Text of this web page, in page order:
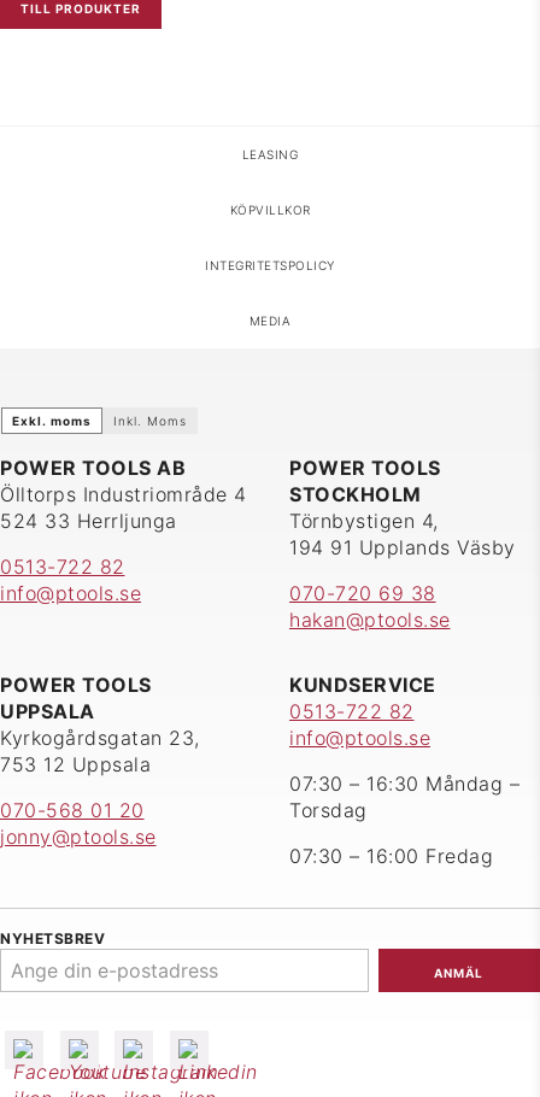
TILL PRODUKTER
LEASING
KÖPVILLKOR
INTEGRITETSPOLICY
MEDIA
Exkl. moms Inkl. Moms
POWER TOOLS AB
Ölltorps Industriområde 4
524 33 Herrljunga
0513-722 82
info@ptools.se
POWER TOOLS
STOCKHOLM
Törnbystigen 4,
194 91 Upplands Väsby
070-720 69 38
hakan@ptools.se
POWER TOOLS
UPPSALA
Kyrkogårdsgatan 23,
753 12 Uppsala
070-568 01 20
jonny@ptools.se
KUNDSERVICE
0513-722 82
info@ptools.se
07:30 – 16:30 Måndag –
Torsdag
07:30 – 16:00 Fredag
NYHETSBREV